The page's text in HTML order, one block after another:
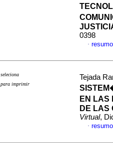
0398
·
seleciona
para imprimir
Tejada
EN LAS
DE LAS
Virtual,
·